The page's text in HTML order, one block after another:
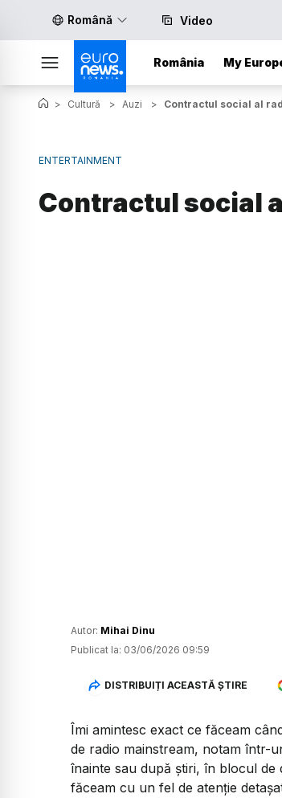
Română Video
România My
> Cultură > Auzi > Contractul social al
ENTERTAINMENT
Contractul social
Autor: Mihai Dinu
Publicat la: 03/06/2026 09:59
DISTRIBUIȚI ACEASTĂ ȘTIRE
Îmi amintesc exact ce făceam
de radio mainstream, notam într-
înainte sau după știri, în blocul de
făceam cu un fel de atenție